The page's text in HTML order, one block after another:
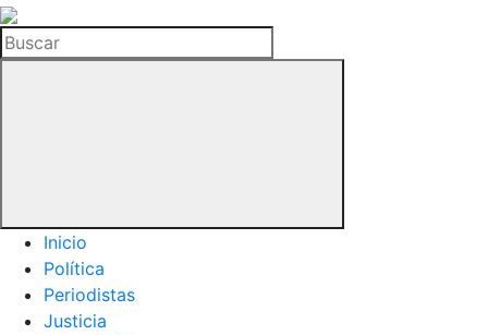
La
Hemeroteca
del
Buscar
Inicio
Política
Periodistas
Justicia